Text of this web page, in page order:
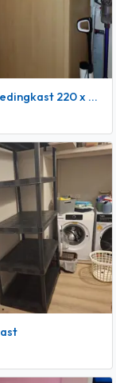
220 x 180 x 60